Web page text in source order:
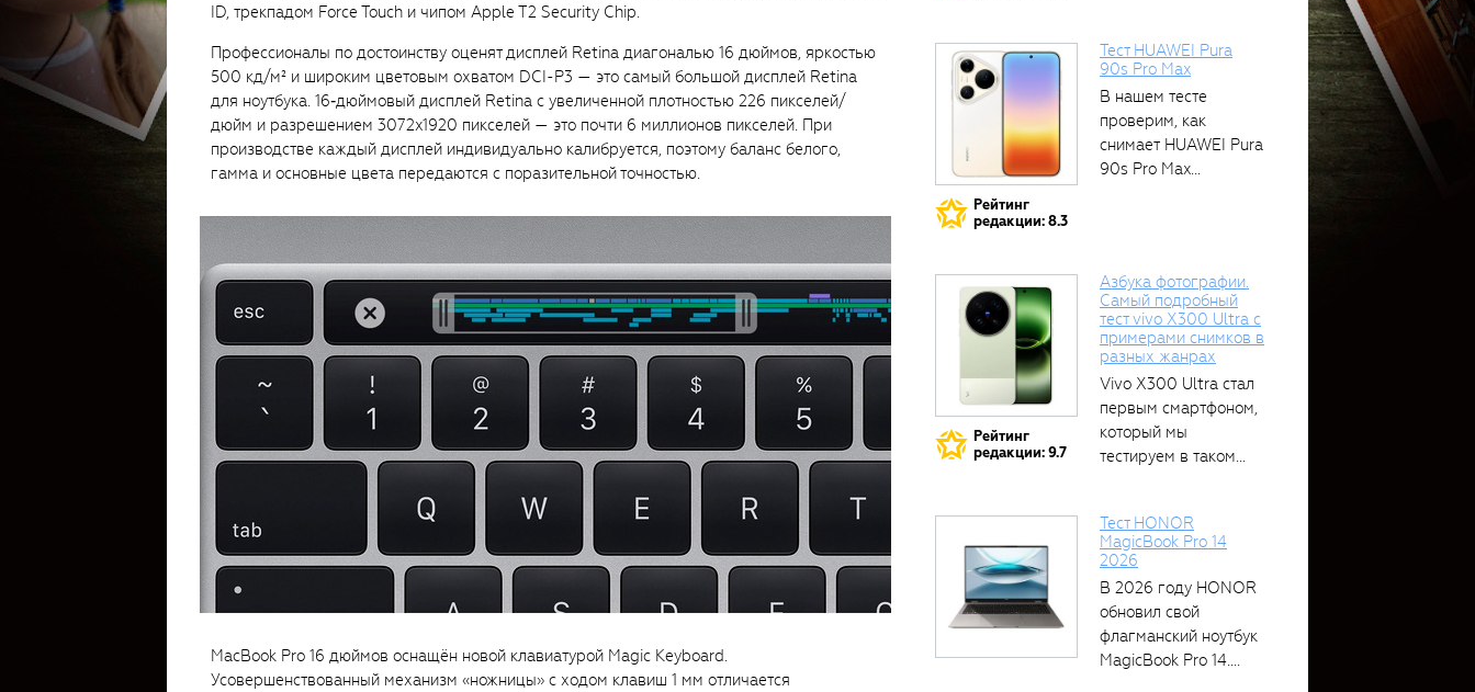
ID, трекпадом Force Touch и чипом Apple T2 Security Chip.
Профессионалы по достоинству оценят дисплей Retina диагональю 16 дюймов, яркостью
500 кд/м² и широким цветовым охватом DCI-P3 — это самый большой дисплей Retina
для ноутбука. 16‑дюймовый дисплей Retina c увеличенной плотностью 226 пикселей/
дюйм и разрешением 3072x1920 пикселей — это почти 6 миллионов пикселей. При
производстве каждый дисплей индивидуально калибруется, поэтому баланс белого,
гамма и основные цвета передаются с поразительной точностью.
MacBook Pro 16 дюймов оснащён новой клавиатурой Magic Keyboard.
Усовершенствованный механизм «ножницы» с ходом клавиш 1 мм отличается
Рейтинг
редакции: 8.3
Тест HUAWEI Pura
90s Pro Max
В нашем тесте
проверим, как
снимает HUAWEI Pura
90s Pro Max...
Рейтинг
редакции: 9.7
Азбука фотографии.
Самый подробный
тест vivo X300 Ultra с
примерами снимков в
разных жанрах
Vivo X300 Ultra стал
первым смартфоном,
который мы
тестируем в таком...
Тест HONOR
MagicBook Pro 14
2026
В 2026 году HONOR
обновил свой
флагманский ноутбук
MagicBook Pro 14....